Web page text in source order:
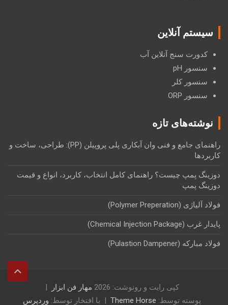
سیستم آنلاین
کدورت سنج آنلاین آب
سنسور pH
سنسور کلر
سنسور ORP
نوشته‌های تازه
راهنمای جامع و فنی وان آبکاری پلی پروپیلن (PP): طراحی، ساخت و
کاربردها
دوزینگ پمپ چیست؟ راهنمای کامل انتخاب، کاربرد، انواع و قیمت
دوزینگ پمپ
فولاد آلیاژی (Polymer Preperation)
پایدار غرب (Chemical Injection Package)
فولاد مبارکه (Pulastion Dampener)
کپی رایت و رونوشت: 2026
مهار فن ابزار
پوسته توسط: Theme Horse با افتخار توسط: وردپرس